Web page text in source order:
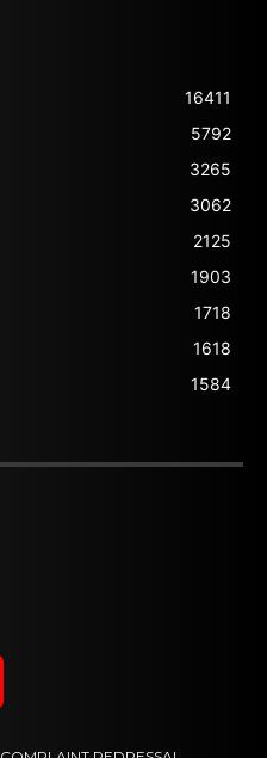
16411
5792
3265
3062
2125
1903
1718
1618
1584